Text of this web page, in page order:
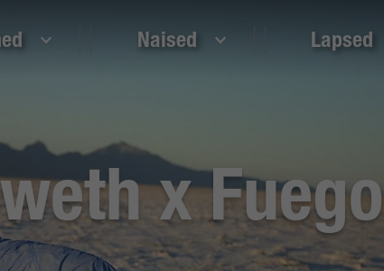
Naised Lapsed
x Fuego